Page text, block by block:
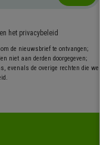
en het privacybeleid
de nieuwsbrief te ontvangen;
niet aan derden doorgegeven;
evenals de overige rechten die we